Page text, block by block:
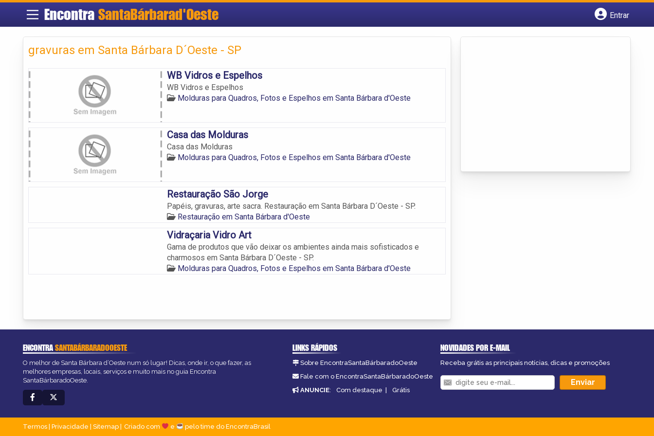
Encontra SantaBárbarad'Oeste
Entrar
gravuras em Santa Bárbara D´Oeste - SP
WB Vidros e Espelhos
WB Vidros e Espelhos
Molduras para Quadros, Fotos e Espelhos em Santa Bárbara d'Oeste
Casa das Molduras
Casa das Molduras
Molduras para Quadros, Fotos e Espelhos em Santa Bárbara d'Oeste
Restauração São Jorge
Papéis, gravuras, arte sacra. Restauração em Santa Bárbara D´Oeste - SP.
Restauração em Santa Bárbara d'Oeste
Vidraçaria Vidro Art
Gama de produtos que vão deixar os ambientes ainda mais sofisticados e
charmosos em Santa Bárbara D´Oeste - SP.
Molduras para Quadros, Fotos e Espelhos em Santa Bárbara d'Oeste
ENCONTRASANTABÁRBARADOOESTE
O melhor de Santa Bárbara d’Oeste num só lugar! Dicas, onde ir, o que fazer, as
melhores empresas, locais, serviços e muito mais no guia Encontra
SantaBárbaradoOeste.
LINKS RÁPIDOS
Sobre EncontraSantaBárbaradoOeste
Fale com o EncontraSantaBárbaradoOeste
ANUNCIE: Com destaque | Grátis
NOVIDADES POR E-MAIL
Receba grátis as principais notícias, dicas e promoções
Termos | Privacidade | Sitemap Criado com e pelo time do EncontraBrasil